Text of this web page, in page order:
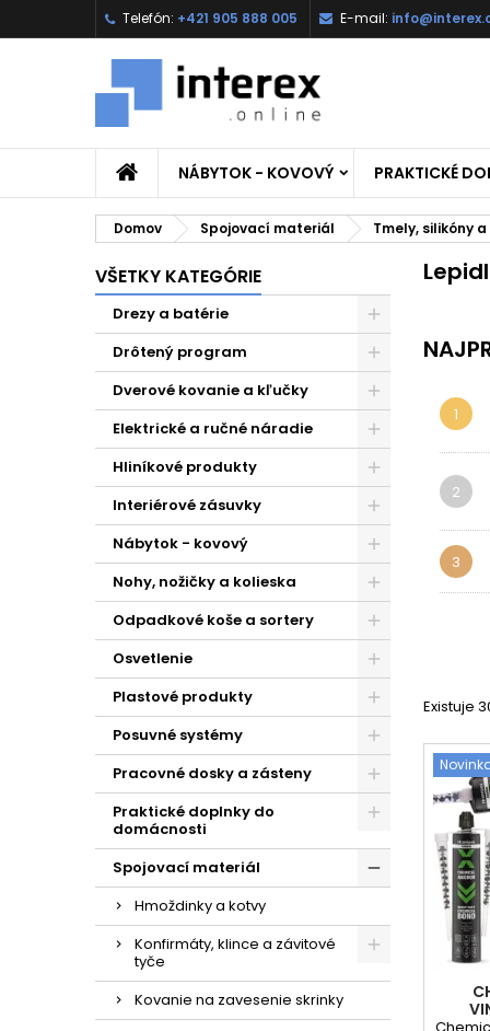
Telefón: +421 905 888 005 E-mail:
NÁBYTOK - KOVOVÝ PRAKTICKÉ
Domov Spojovací materiál Tmely, silikóny
VŠETKY KATEGÓRIE
Drezy a batérie
Drôtený program
Dverové kovanie a kľučky
Elektrické a ručné náradie
Hliníkové produkty
Interiérové zásuvky
Nábytok - kovový
Nohy, nožičky a kolieska
Odpadkové koše a sortery
Osvetlenie
Plastové produkty
Posuvné systémy
Pracovné dosky a zásteny
Praktické doplnky do
domácnosti
Spojovací materiál
Hmoždinky a kotvy
Konfirmáty, klince a závitové
tyče
Kovanie na zavesenie skrinky
1
2
3
Existuje